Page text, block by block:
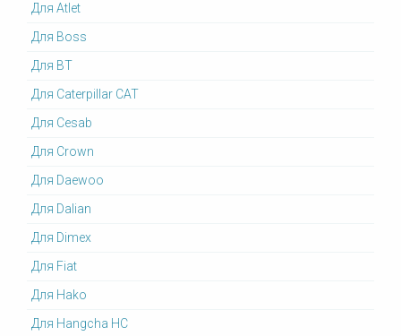
Для Atlet
Для Boss
Для BT
Для Caterpillar CAT
Для Cesab
Для Crown
Для Daewoo
Для Dalian
Для Dimex
Для Fiat
Для Hako
Для Hangcha HC